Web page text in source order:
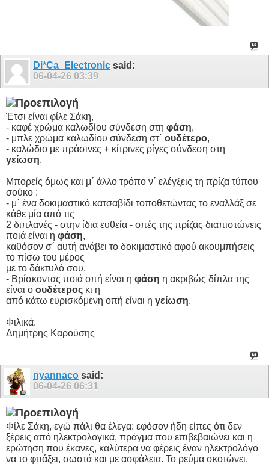
Di*Ca_Electronic said:
06-04-26 03:39
Έτσι είναι φίλε Σάκη,
- καφέ χρώμα καλωδίου σύνδεση στη φάση,
- μπλε χρώμα καλωδίου σύνδεση στ΄ ουδέτερο,
- καλώδιο με πράσινες + κίτρινες ρίγες σύνδεση στη
γείωση.
Μπορείς όμως και μ΄ άλλο τρόπο ν΄ ελέγξεις τη πρίζα τύπου
σούκο :
- μ΄ ένα δοκιμαστικό κατσαβίδι τοποθετώντας το εναλλάξ σε
κάθε μία από τις
2 διπλανές - στην ίδια ευθεία - οπές της πρίζας διαπιστώνεις
ποιά είναι η φάση,
καθόσον σ΄ αυτή ανάβει το δοκιμαστικό αφού ακουμπήσεις
το πίσω του μέρος
με το δάκτυλό σου.
- Βρίσκοντας ποιά οπή είναι η φάση η ακριβώς δίπλα της
είναι ο ουδέτερος κι η
από κάτω ευρισκόμενη οπή είναι η γείωση.
Φιλικά.
Δημήτρης Καρούσης
nyannaco said:
06-04-26 06:31
Φίλε Σάκη, εγώ πάλι θα έλεγα: εφόσον ήδη είπες ότι δεν
ξέρεις από ηλεκτρολογικά, πράγμα που επιβεβαιώνει και η
ερώτηση που έκανες, καλύτερα να φέρεις έναν ηλεκτρολόγο
να το φτιάξει, σωστά και με ασφάλεια. Το ρεύμα σκοτώνει.